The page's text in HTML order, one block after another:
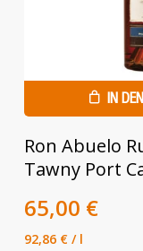
IN
Ron Abuelo
Tawny Port
65,00 €
92,86 €/ l